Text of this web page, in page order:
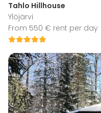
Tahlo Hillhouse
Ylöjärvi
From 550 € rent per day